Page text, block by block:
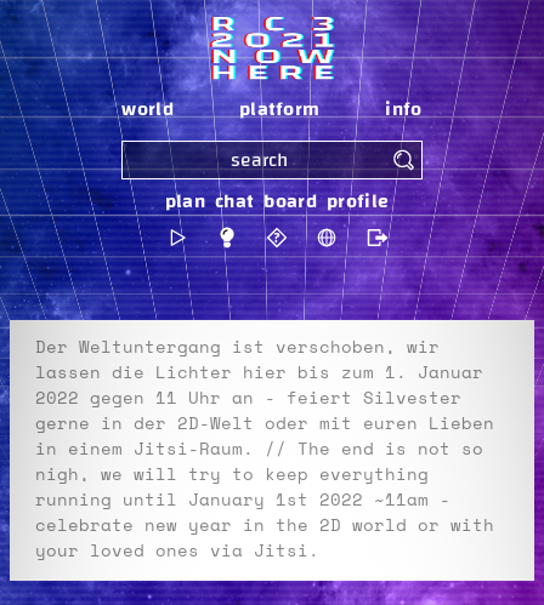
Zur Navigation
Zum Inhalt
Zum Footer
world platform info
plan chat board profile
Der Weltuntergang ist verschoben, wir
lassen die Lichter hier bis zum 1. Januar
2022 gegen 11 Uhr an - feiert Silvester
gerne in der 2D-Welt oder mit euren Lieben
in einem Jitsi-Raum. // The end is not so
nigh, we will try to keep everything
running until January 1st 2022 ~11am -
celebrate new year in the 2D world or with
your loved ones via Jitsi.